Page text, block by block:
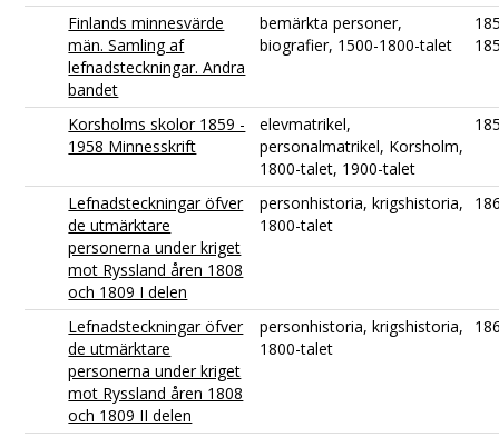
Finlands minnesvärde
män. Samling af
lefnadsteckningar. Andra
bandet
bemärkta personer,
biografier, 1500-1800-talet
Korsholms skolor 1859 -
1958 Minnesskrift
elevmatrikel,
personalmatrikel, Korsholm,
1800-talet, 1900-talet
Lefnadsteckningar öfver
de utmärktare
personerna under kriget
mot Ryssland åren 1808
och 1809 I delen
personhistoria, krigshistoria,
1800-talet
Lefnadsteckningar öfver
de utmärktare
personerna under kriget
mot Ryssland åren 1808
och 1809 II delen
personhistoria, krigshistoria,
1800-talet